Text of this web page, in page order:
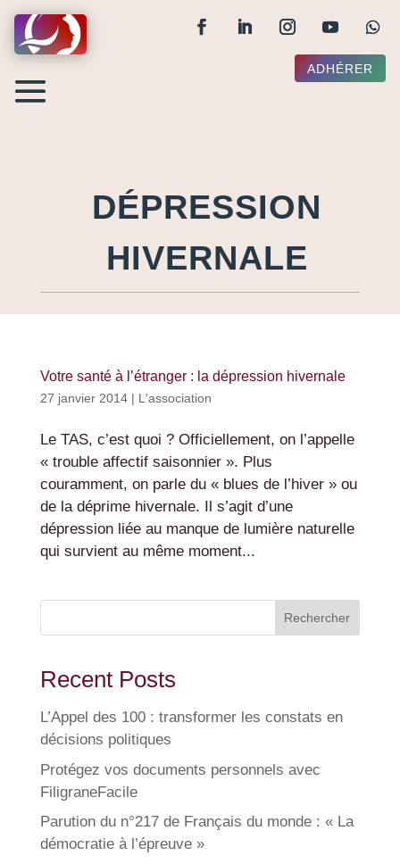
ADHÉRER
DÉPRESSION
HIVERNALE
Votre santé à l’étranger : la dépression hivernale
27 janvier 2014| L'association
Le TAS, c’est quoi ? Officiellement, on l’appelle
« trouble affectif saisonnier ». Plus
couramment, on parle du « blues de l’hiver » ou
de la déprime hivernale. Il s’agit d’une
dépression liée au manque de lumière naturelle
qui survient au même moment...
Rechercher
Recent Posts
L’Appel des 100 : transformer les constats en
décisions politiques
Protégez vos documents personnels avec
FiligraneFacile
Parution du n°217 de Français du monde : « La
démocratie à l’épreuve »